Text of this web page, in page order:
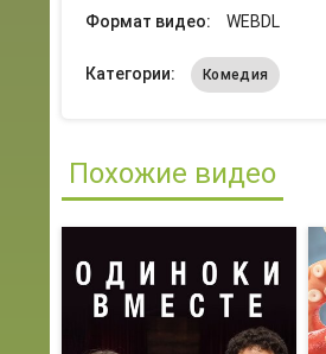
Формат видео: WEBDL
Категории: Комедия
Похожие видео